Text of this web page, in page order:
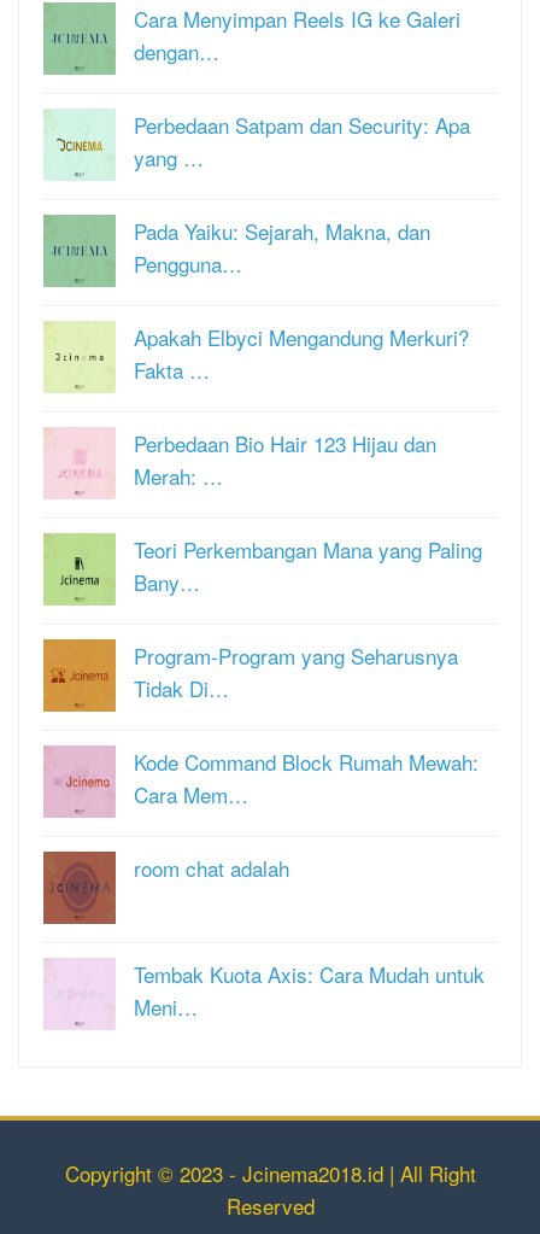
Cara Menyimpan Reels IG ke Galeri
dengan…
Perbedaan Satpam dan Security: Apa
yang …
Pada Yaiku: Sejarah, Makna, dan
Pengguna…
Apakah Elbyci Mengandung Merkuri?
Fakta …
Perbedaan Bio Hair 123 Hijau dan
Merah: …
Teori Perkembangan Mana yang Paling
Bany…
Program-Program yang Seharusnya
Tidak Di…
Kode Command Block Rumah Mewah:
Cara Mem…
room chat adalah
Tembak Kuota Axis: Cara Mudah untuk
Meni…
Copyright © 2023 - Jcinema2018.id | All Right
Reserved